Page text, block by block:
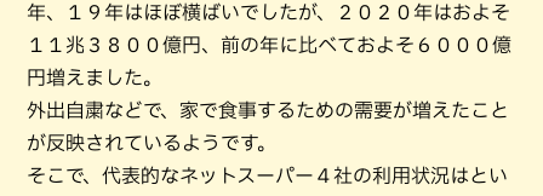
年、１９年はほぼ横ばいでしたが、２０２０年はおよそ
１１兆３８００億円、前の年に比べておよそ６０００億
円増えました。
外出自粛などで、家で食事するための需要が増えたこと
が反映されているようです。
そこで、代表的なネットスーパー４社の利用状況はとい